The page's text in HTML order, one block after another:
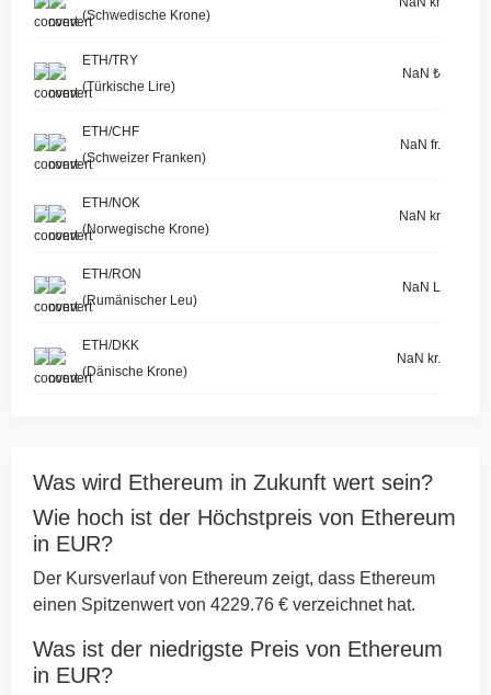
Was wird Ethereum in Zukunft wert sein?
Wie hoch ist der Höchstpreis von Ethereum
in EUR?
Der Kursverlauf von Ethereum zeigt, dass Ethereum
einen Spitzenwert von 4229.76 € verzeichnet hat.
Was ist der niedrigste Preis von Ethereum
in EUR?
(Schwedische Krone)
ETH/TRY
(Türkische Lire)
NaN ₺
ETH/CHF
(Schweizer Franken)
NaN fr.
ETH/NOK
(Norwegische Krone)
NaN kr
ETH/RON
(Rumänischer Leu)
NaN L
ETH/DKK
(Dänische Krone)
NaN kr.